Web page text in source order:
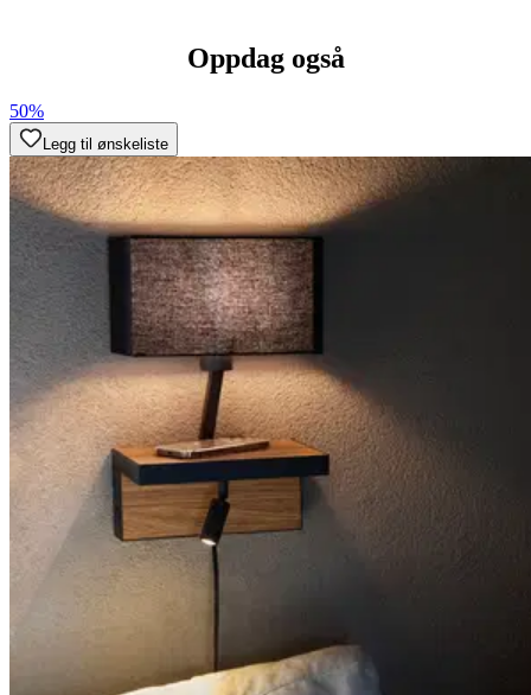
Oppdag også
50%
Legg til ønskeliste